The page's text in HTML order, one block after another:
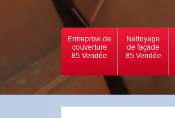
Entreprise de
couverture
85 Vendée
Nettoyage
de façade
85 Vendée